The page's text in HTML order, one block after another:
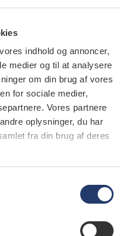
indhold og annoncer,
medier og til at analysere
om din brug af vores
for sociale medier,
Vores partnere
oplysninger, du har
fra din brug af deres
for at få adgang
bruger du
på dentaljob.dk, har
adgang til
uden at være